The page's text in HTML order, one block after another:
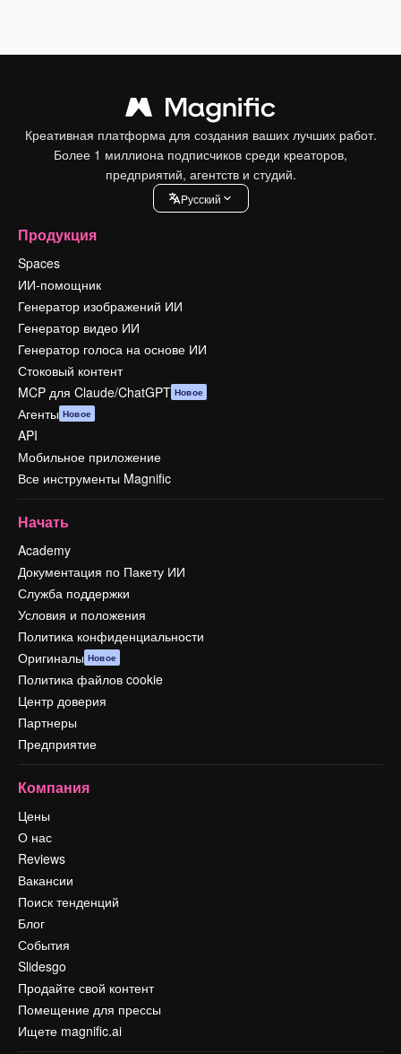
Креативная платформа для создания ваших лучших работ.
Более 1 миллиона подписчиков среди креаторов,
предприятий, агентств и студий.
Pусский
Продукция
Spaces
ИИ-помощник
Генератор изображений ИИ
Генератор видео ИИ
Генератор голоса на основе ИИ
Стоковый контент
MCP для Claude/ChatGPT Новое
Агенты Новое
API
Мобильное приложение
Все инструменты Magnific
Начать
Academy
Документация по Пакету ИИ
Служба поддержки
Условия и положения
Политика конфиденциальности
Оригиналы Новое
Политика файлов cookie
Центр доверия
Партнеры
Предприятие
Компания
Цены
О нас
Reviews
Вакансии
Поиск тенденций
Блог
События
Slidesgo
Продайте свой контент
Помещение для прессы
Ищете magnific.ai